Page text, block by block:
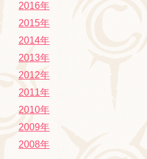
2016年
2015年
2014年
2013年
2012年
2011年
2010年
2009年
2008年